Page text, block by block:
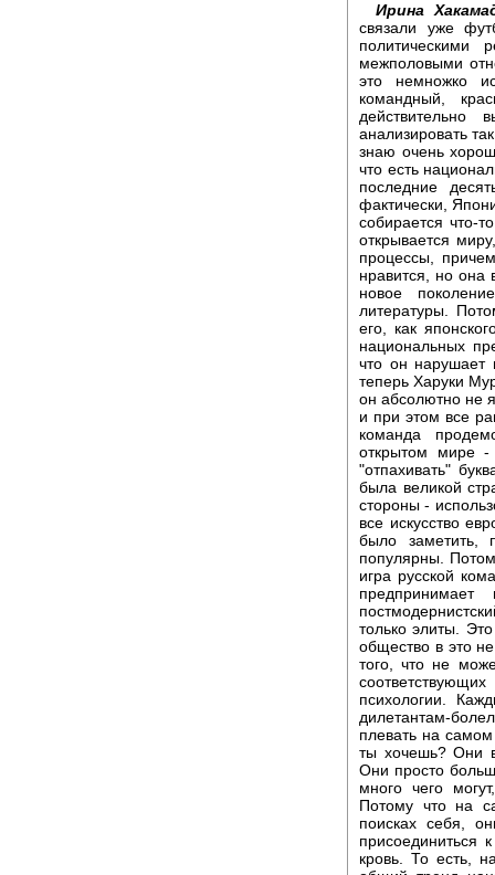
Ирина
связали уже
межполовыми
это немножко
командный,
анализировать
знаю очень
что есть
последние
фактически,
собирается что-
открывается
процессы,
нравится, но она
новое
литературы.
его, как
национальных
что он нарушает
теперь Харуки
он абсолютно не
и при этом все
команда
открытом мире -
"отпахивать"
была великой
стороны -
все искусство
было
популярны.
игра русской
только элиты.
общество в это
того, что не
психологии.
дилетантам-
плевать на
ты хочешь? Они в
Они просто
много чего
Потому что на
поисках себя,
присоединиться
кровь. То есть,